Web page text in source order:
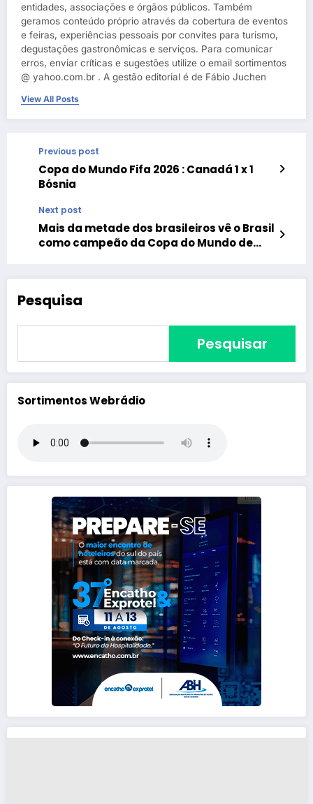
entidades, associações e órgãos públicos. Também
geramos conteúdo próprio através da cobertura de eventos
e feiras, experiências pessoais por convites para turismo,
degustações gastronômicas e serviços. Para comunicar
erros, enviar críticas e sugestões utilize o email sortimentos
@ yahoo.com.br . A gestão editorial é de Fábio Juchen
View All Posts
Previous post
Copa do Mundo Fifa 2026 : Canadá 1 x 1
Bósnia
Next post
Mais da metade dos brasileiros vê o Brasil
como campeão da Copa do Mundo de
Pesquisa
Pesquisar
Sortimentos Webrádio